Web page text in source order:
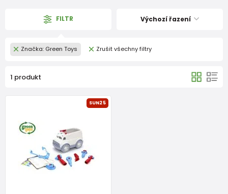
FILTR Výchozí řazení
Značka: Green Toys Zrušit všechny filtry
1 produkt
SUN25